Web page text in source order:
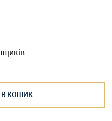
В КОШИК